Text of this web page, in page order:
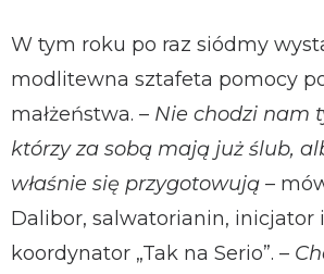
W tym roku po raz siódmy
modlitewna sztafeta pomocy
małżeństwa. – Nie chodzi nam
którzy za sobą mają już ślub,
właśnie się przygotowują –
Dalibor, salwatorianin, inicjator
koordynator „Tak na Serio”. –